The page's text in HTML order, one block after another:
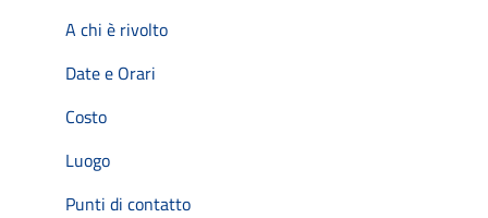
A chi è rivolto
Date e Orari
Costo
Luogo
Punti di contatto